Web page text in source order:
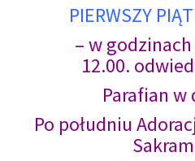
PIERWSZY
– w
12.00.
Parafian w
Po południu